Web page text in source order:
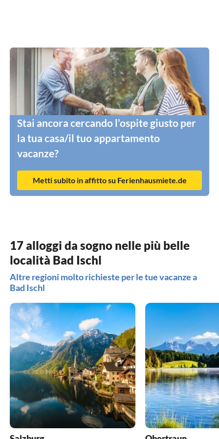
Stai ancora cercando l’ospite giusto per
la tua casa/il tuo appartamento
vacanze?
Metti subito in affitto su Ferienhausmiete.de
17 alloggi da sogno nelle più belle
località Bad Ischl
Altre regioni molto richieste per le tue vacanze a
Bad Ischl